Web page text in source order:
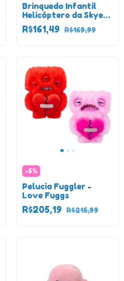
Brinquedo Infantil
Helicóptero da Skye
com Boneca -
Patrulha Canina
R$161,49 R$169,99
-5%
Pelucia Fuggler -
Love Fuggs
R$205,19 R$215,99